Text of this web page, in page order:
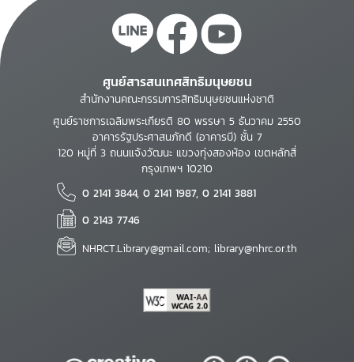
ศูนย์สารสนเทศสิทธิมนุษยชน
สำนักงานคณะกรรมการสิทธิมนุษยชนแห่งชาติ
ศูนย์ราชการเฉลิมพระเกียรติ 80 พรรษา 5 ธันวาคม 2550
อาคารรัฐประศาสนภักดี (อาคารบี) ชั้น 7
120 หมู่ที่ 3 ถนนแจ้งวัฒนะ แขวงทุ่งสองห้อง เขตหลักสี่
กรุงเทพฯ 10210
0 2141 3844, 0 2141 1987, 0 2141 3881
0 2143 7746
NHRCT.Library@gmail.com; library@nhrc.or.th